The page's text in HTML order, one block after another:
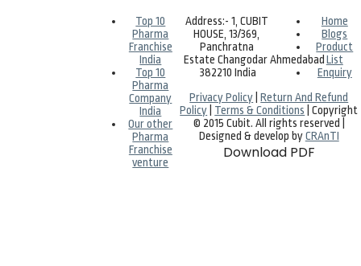
Top 10
Pharma
Franchise
India
Top 10
Pharma
Company
India
Our other
Pharma
Franchise
venture
Address:- 1, CUBIT
HOUSE, 13/369,
Panchratna
Estate Changodar Ahmedabad
382210 India
Home
Blogs
Product
List
Enquiry
Privacy Policy |Return And Refund
Policy
Terms & Conditions | Copyright
© 2015 Cubit. All rights reserved |
Designed & develop byCRAnTI
Download PDF